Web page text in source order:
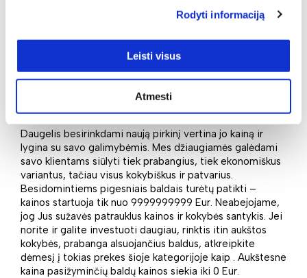
Rodyti informaciją
Leisti visus
Atmesti
parametrais. Tačiau šis tas visus juos vienija – tai labai
papuošti naujuosius namus.
Daugelis besirinkdami naują pirkinį vertina jo kainą ir
lygina su savo galimybėmis. Mes džiaugiamės galėdami
savo klientams siūlyti tiek prabangius, tiek ekonomiškus
variantus, tačiau visus kokybiškus ir patvarius.
Besidomintiems pigesniais baldais turėtų patikti –
kainos startuoja tik nuo 9999999999 Eur. Neabejojame,
jog Jus sužavės patrauklus kainos ir kokybės santykis. Jei
norite ir galite investuoti daugiau, rinktis itin aukštos
kokybės, prabanga alsuojančius baldus, atkreipkite
dėmesį į tokias prekes šioje kategorijoje kaip . Aukštesne
kaina pasižyminčių baldų kainos siekia iki 0 Eur.